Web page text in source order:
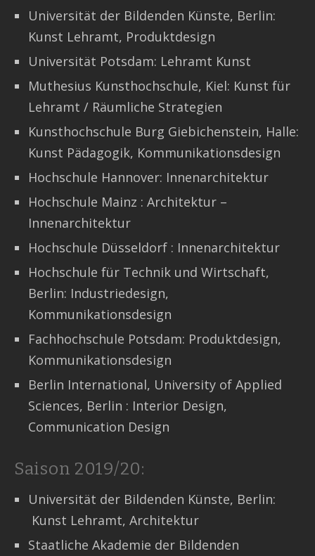
Universität der Bildenden Künste, Berlin:
Kunst Lehramt, Produktdesign
Universität Potsdam: Lehramt Kunst
Muthesius Kunsthochschule, Kiel: Kunst für
Lehramt / Räumliche Strategien
Kunsthochschule Burg Giebichenstein, Halle:
Kunst Pädagogik, Kommunikationsdesign
Hochschule Hannover: Innenarchitektur
Hochschule Mainz : Architektur –
Innenarchitektur
Hochschule Düsseldorf : Innenarchitektur
Hochschule für Technik und Wirtschaft,
Berlin: Industriedesign,
Kommunikationsdesign
Fachhochschule Potsdam: Produktdesign,
Kommunikationsdesign
Berlin International, University of Applied
Sciences, Berlin : Interior Design,
Communication Design
Saison 2019/20:
Universität der Bildenden Künste, Berlin:
Kunst Lehramt, Architektur
Staatliche Akademie der Bildenden